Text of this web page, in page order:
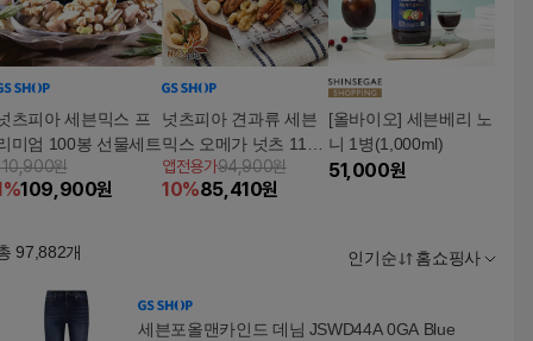
츠피아 세븐믹스 프
미엄 100봉 선물세트
원
%109,900원
넛츠피아 견과류 세븐
믹스 오메가 넛츠 110
봉
앱전용가94,900원
10%85,410원
[올바이오] 세븐베리 노
니 1병(1,000ml)
51,000원
97,882개 인기순 홈쇼핑사
세븐포올맨카인드 데님 JSWD44A 0GA Blue